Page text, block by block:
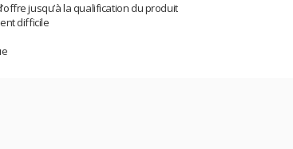
jusqu’à la qualification du produit
difficile